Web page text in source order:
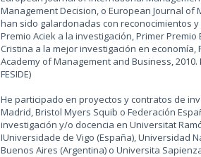
Management Decision, o European Journal of
han sido galardonadas con reconocimientos
Premio Aciek a la investigación, Primer
Cristina a la mejor investigación en
Academy of Management and Business,
FESIDE)
He participado en proyectos y contratos de
Madrid, Bristol Myers Squib o Federación
investigación y/o docencia en Universitat
IUniversidade de Vigo (España), Universidad
Buenos Aires (Argentina) o Universita